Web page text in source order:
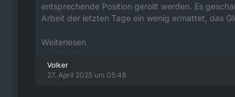
entsprechende Position gerollt werden. Es
Arbeit der letzten Tage ein wenig ermattet, das
Weiterlesen
Volker
27. April 2025 um 05:48